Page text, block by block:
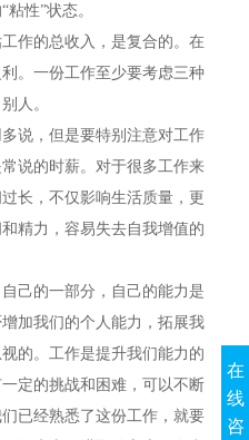
性”状态。
作的总收入，是复合的。在
。一份工作至少要考虑三种
人。
多说，但是要特别注意对工作
说的时薪。对于很多工作来
长，不仅影响生活质量，更
精力，容易失去自我增值的
自己的一部分，自己的能力是
加我们的个人能力，拓展我
的。工作是提升我们能力的
定的挑战和困难，可以不断
已经熟悉了这份工作，就要
在
线
咨